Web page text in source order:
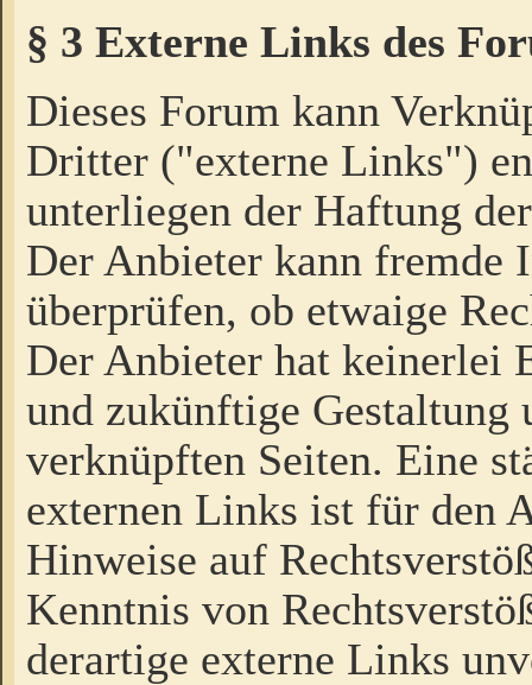
§ 3 Externe Links des
Dieses Forum kann
Dritter ("externe Links")
unterliegen der Haftung
Der Anbieter kann fremde
überprüfen, ob etwaige
Der Anbieter hat keinerlei
und zukünftige Gestaltung
verknüpften Seiten. Eine
externen Links ist für den
Hinweise auf
Kenntnis von
derartige externe Links